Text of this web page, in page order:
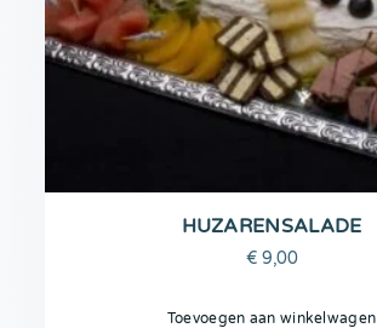
HUZARENSALADE
€ 9,00
Toevoegen aan winkelwagen